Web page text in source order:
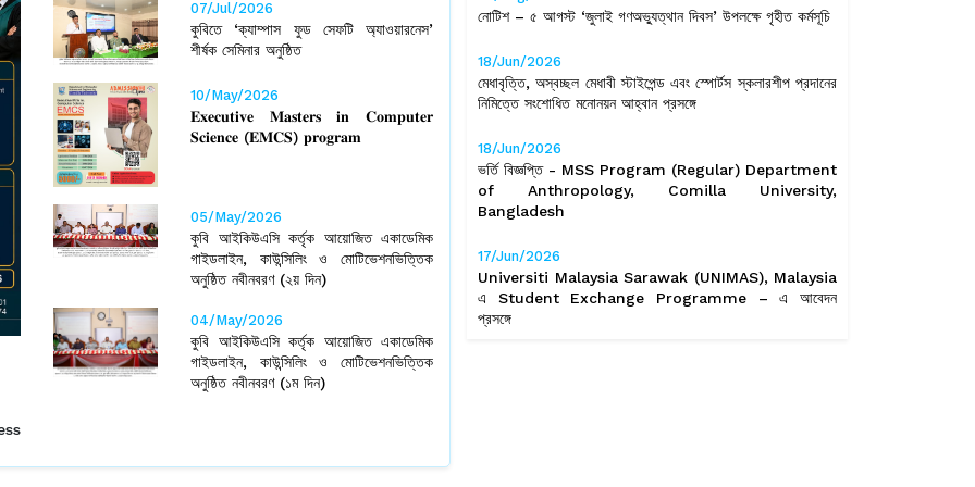
সেমিনার
07/Jul/2026
কুবিতে ‘ক্যাম্পাস ফুড সেফটি অ্যাওয়ারনেস’
শীর্ষক সেমিনার অনুষ্ঠিত
10/May/2026
𝐄𝐱𝐞𝐜𝐮𝐭𝐢𝐯𝐞 𝐌𝐚𝐬𝐭𝐞𝐫𝐬 𝐢𝐧 𝐂𝐨𝐦𝐩𝐮𝐭𝐞𝐫
𝐒𝐜𝐢𝐞𝐧𝐜𝐞 (𝐄𝐌𝐂𝐒) 𝐩𝐫𝐨𝐠𝐫𝐚𝐦
05/May/2026
কুবি আইকিউএসি কর্তৃক আয়োজিত একাডেমিক
গাইডলাইন, কাউন্সিলিং ও মোটিভেশনভিত্তিক
অনুষ্ঠিত নবীনবরণ (২য় দিন)
04/May/2026
কুবি আইকিউএসি কর্তৃক আয়োজিত একাডেমিক
গাইডলাইন, কাউন্সিলিং ও মোটিভেশনভিত্তিক
অনুষ্ঠিত নবীনবরণ (১ম দিন)
নোটিশ – ৫ আগস্ট ‘জুলাই গণঅভ্যুত্থান দিবস’ উপলক্ষে গৃহীত কর্মসূচি
18/Jun/2026
মেধাবৃত্তি, অস্বচ্ছল মেধাবী স্টাইপেন্ড এবং স্পোর্টস স্কলারশীপ প্রদানের
নিমিত্তে সংশোধিত মনোনয়ন আহ্বান প্রসঙ্গে
18/Jun/2026
ভর্তি বিজ্ঞপ্তি - MSS Program (Regular) Department
of Anthropology, Comilla University,
Bangladesh
17/Jun/2026
Universiti Malaysia Sarawak (UNIMAS), Malaysia
এ Student Exchange Programme – এ আবেদন
প্রসঙ্গে